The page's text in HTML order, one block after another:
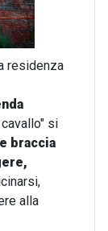
residenza
si
braccia
alla